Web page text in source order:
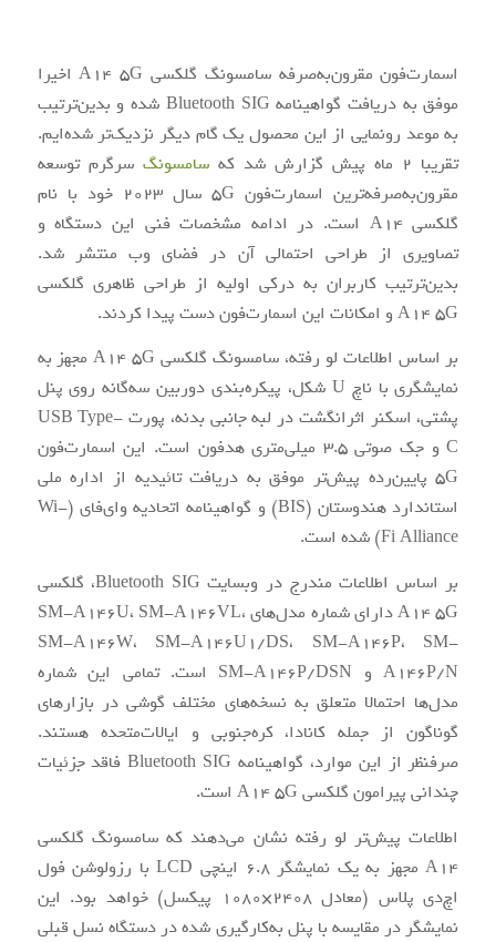
اسمارت‌فون مقرون‌به‌صرفه سامسونگ گلکسی A14 5G اخیرا
موفق به دریافت گواهینامه Bluetooth SIG شده و بدین‌ترتیب
به موعد رونمایی از این محصول یک گام دیگر نزدیک‌تر شده‌ایم.
تقریبا 2 ماه پیش گزارش شد که
سامسونگ سرگرم توسعه
مقرون‌به‌صرفه‌ترین اسمارت‌فون 5G سال 2023 خود با نام
گلکسی A14 است. در ادامه مشخصات فنی این دستگاه و
تصاویری از طراحی احتمالی آن در فضای وب منتشر شد.
بدین‌ترتیب کاربران به درکی اولیه از طراحی ظاهری گلکسی
A14 5G و امکانات این اسمارت‌فون دست پیدا کردند.
بر اساس اطلاعات لو رفته، سامسونگ گلکسی A14 5G مجهز به
نمایشگری با ناچ U شکل، پیکره‌بندی دوربین سه‌گانه روی پنل
پشتی، اسکنر اثرانگشت در لبه جانبی بدنه، پورت USB Type-
C و جک صوتی 3.5 میلی‌متری هدفون است. این اسمارت‌فون
5G پایین‌رده پیش‌تر موفق به دریافت تائیدیه از اداره ملی
استاندارد هندوستان (BIS) و گواهینامه اتحادیه وای‌فای (Wi-
Fi Alliance) شده است.
بر اساس اطلاعات مندرج در وبسایت Bluetooth SIG، گلکسی
A14 5G دارای شماره مدل‌های SM-A146U، SM-A146VL،
SM-A146W، SM-A146U1/DS، SM-A146P، SM-
A146P/N و SM-A146P/DSN است. تمامی این شماره
مدل‌ها احتمالا متعلق به نسخه‌های مختلف گوشی در بازارهای
گوناگون از جمله کانادا، کره‌جنوبی و ایالات‌متحده هستند.
صرفنظر از این موارد، گواهینامه Bluetooth SIG فاقد جزئیات
چندانی پیرامون گلکسی A14 5G است.
اطلاعات پیش‌تر لو رفته نشان می‌دهند که سامسونگ گلکسی
A14 مجهز به یک نمایشگر 6.8 اینچی LCD با رزولوشن فول
اچ‌دی پلاس (معادل 2408×1080 پیکسل) خواهد بود. این
نمایشگر در مقایسه با پنل به‌کارگیری شده در دستگاه نسل قبلی